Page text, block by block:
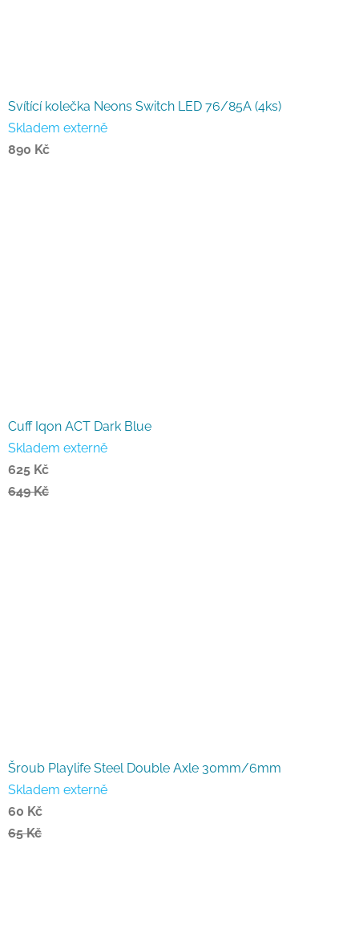
Svítící kolečka Neons Switch LED 76/85A (4ks)
Skladem externě
890 Kč
Cuff Iqon ACT Dark Blue
Skladem externě
625 Kč
649 Kč
Šroub Playlife Steel Double Axle 30mm/6mm
Skladem externě
60 Kč
65 Kč